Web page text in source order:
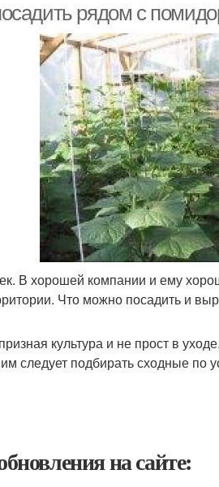
рядом с
В хорошей компании и ему
Что можно посадить и
культура и не прост в
следует подбирать сходные
на сайте: